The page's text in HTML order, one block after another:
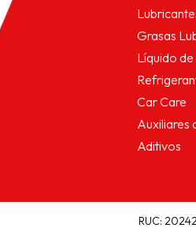
Grasas
Líquido
Car Care
Auxiliares
Aditivos
RUC: